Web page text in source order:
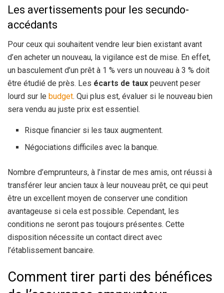
Les avertissements pour les secundo-
accédants
Pour ceux qui souhaitent vendre leur bien existant avant
d’en acheter un nouveau, la vigilance est de mise. En effet,
un basculement d’un prêt à 1 % vers un nouveau à 3 % doit
être étudié de près. Les écarts de taux peuvent peser
lourd sur le budget. Qui plus est, évaluer si le nouveau bien
sera vendu au juste prix est essentiel.
Risque financier si les taux augmentent.
Négociations difficiles avec la banque.
Nombre d’emprunteurs, à l’instar de mes amis, ont réussi à
transférer leur ancien taux à leur nouveau prêt, ce qui peut
être un excellent moyen de conserver une condition
avantageuse si cela est possible. Cependant, les
conditions ne seront pas toujours présentes. Cette
disposition nécessite un contact direct avec
l’établissement bancaire.
Comment tirer parti des bénéfices